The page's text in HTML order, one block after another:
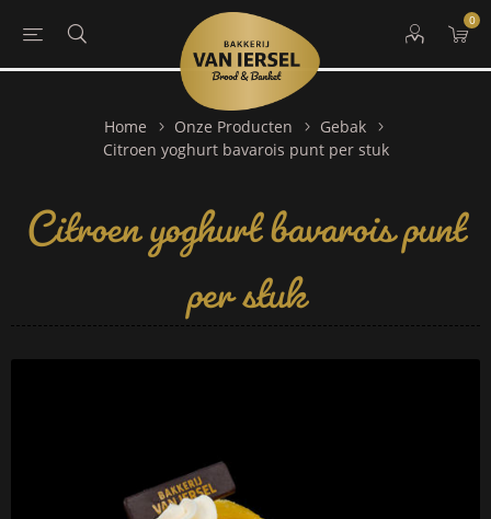
0
Home Onze Producten
Gebak
Citroen yoghurt bavarois punt per stuk
Citroen yoghurt bavarois punt
per stuk